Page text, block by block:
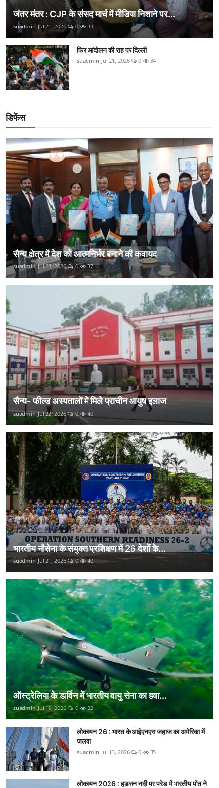
जंतर मंतर : CJP के संसद मार्च में मीडिया निशाने पर...
suadmin Jul 21, 2026 0 33
फिर आंदोलन की राह पर दिल्ली
suadmin Jul 21, 2026 0 34
डिफेंस
सैन्य क्षेत्र में देश को आत्मनिर्भर बनाने की कवायद
suadmin Jul 23, 2026 0 37
सैन्य- फील्ड अस्पतालों में मिले प्राचीन आयुष इलाज
suadmin Jul 22, 2026 0 40
भारतीय नौसेना के संयुक्त प्रशिक्षण में 26 देशों के...
suadmin Jul 21, 2026 0 40
ऑस्ट्रेलिया के डार्विन में भारतीय वायु सेना का हवा...
suadmin Jul 19, 2026 0 22
लोकायन 26 : भारत के आईएनएस जहाज का अमेरिका में
जलवा
suadmin Jul 13, 2026 0 35
लोकायन 2026 : हडसन नदी पर परेड में भारतीय पोत ने